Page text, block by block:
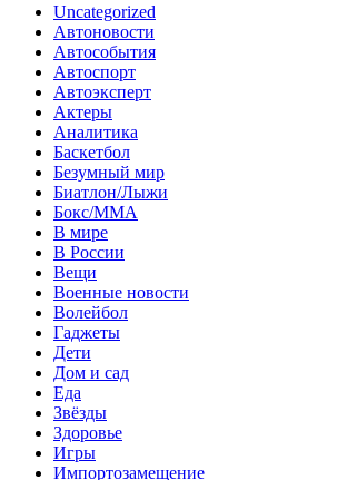
Uncategorized
Автоновости
Автособытия
Автоспорт
Автоэксперт
Актеры
Аналитика
Баскетбол
Безумный мир
Биатлон/Лыжи
Бокс/MMA
В мире
В России
Вещи
Военные новости
Волейбол
Гаджеты
Дети
Дом и сад
Еда
Звёзды
Здоровье
Игры
Импортозамещение